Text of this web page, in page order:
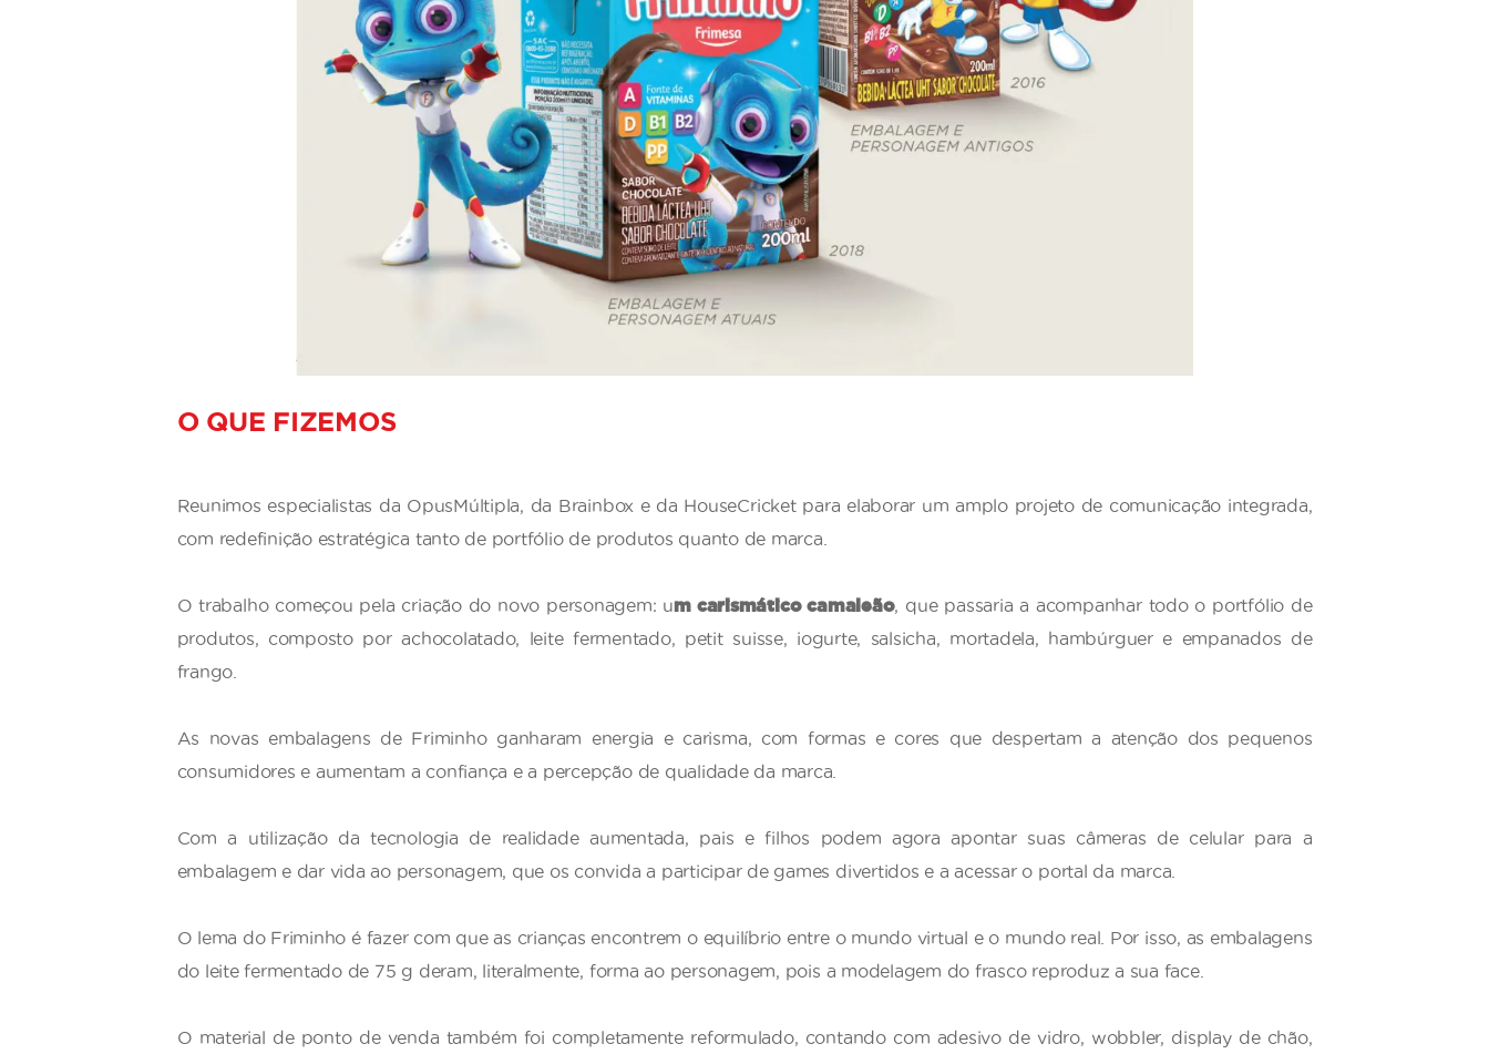
O QUE FIZEMOS
Reunimos especialistas da OpusMúltipla, da Brainbox e da HouseCricket para elaborar um amplo projeto de comunicação integrada,
com redefinição estratégica tanto de portfólio de produtos quanto de marca.
O trabalho começou pela criação do novo personagem: um carismático camaleão, que passaria a acompanhar todo o portfólio de
produtos, composto por achocolatado, leite fermentado, petit suisse, iogurte, salsicha, mortadela, hambúrguer e empanados de
frango.
As novas embalagens de Friminho ganharam energia e carisma, com formas e cores que despertam a atenção dos pequenos
consumidores e aumentam a confiança e a percepção de qualidade da marca.
Com a utilização da tecnologia de realidade aumentada, pais e filhos podem agora apontar suas câmeras de celular para a
embalagem e dar vida ao personagem, que os convida a participar de games divertidos e a acessar o portal da marca.
O lema do Friminho é fazer com que as crianças encontrem o equilíbrio entre o mundo virtual e o mundo real. Por isso, as embalagens
do leite fermentado de 75 g deram, literalmente, forma ao personagem, pois a modelagem do frasco reproduz a sua face.
O material de ponto de venda também foi completamente reformulado, contando com adesivo de vidro, wobbler, display de chão,